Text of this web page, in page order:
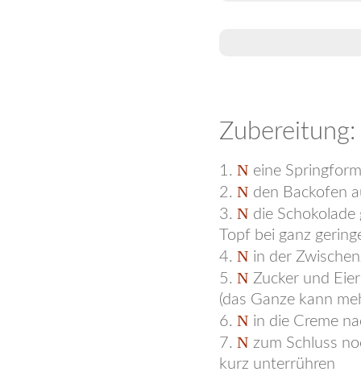
Zubereitung:
eine
den Backofen
die
Topf bei ganz
in der
Zucker und
(das Ganze kann
in die Creme
zum Schluss
kurz unterrühren